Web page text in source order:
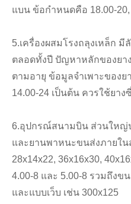
แบน ข้อกำหนดคือ 18.00-20,
5.เครื่องผสมโรงถลุงเหล็ก
ตลอดทั้งปี ปัญหาหลักของยา
ตามอายุ ข้อมูลจำเพาะของย
14.00-24 เป็นต้น ควรใช้ยา
6.อุปกรณ์สนามบิน ส่วนใหญ่
และยานพาหนะขนส่งภายใ
28x14x22, 36x16x30,
4.00-8 และ 5.00-8 รวมถึงข
และแบบเว็บ เช่น 300x125